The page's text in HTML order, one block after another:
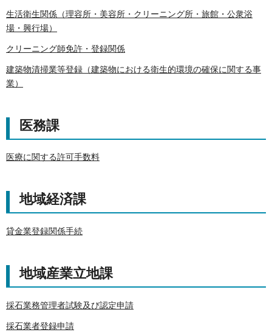
生活衛生関係（理容所・美容所・クリーニング所・旅館・公衆浴
場・興行場）
クリーニング師免許・登録関係
建築物清掃業等登録（建築物における衛生的環境の確保に関する事
業）
医務課
医療に関する許可手数料
地域経済課
貸金業登録関係手続
地域産業立地課
採石業務管理者試験及び認定申請
採石業者登録申請